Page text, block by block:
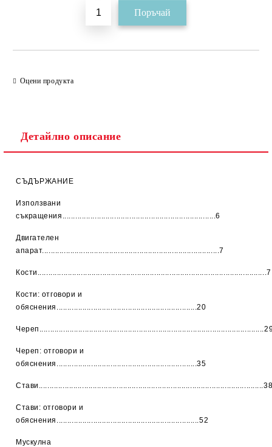
Оцени продукта
Детайлно описание
СЪДЪРЖАНИЕ
Използвани
съкращения.......................................................................6
Двигателен
апарат..................................................................................7
Кости..........................................................................................................7
Кости: отговори и
обяснения.................................................................20
Череп: отговори и
обяснения.................................................................35
Стави: отговори и
обяснения..................................................................52
Мускулна